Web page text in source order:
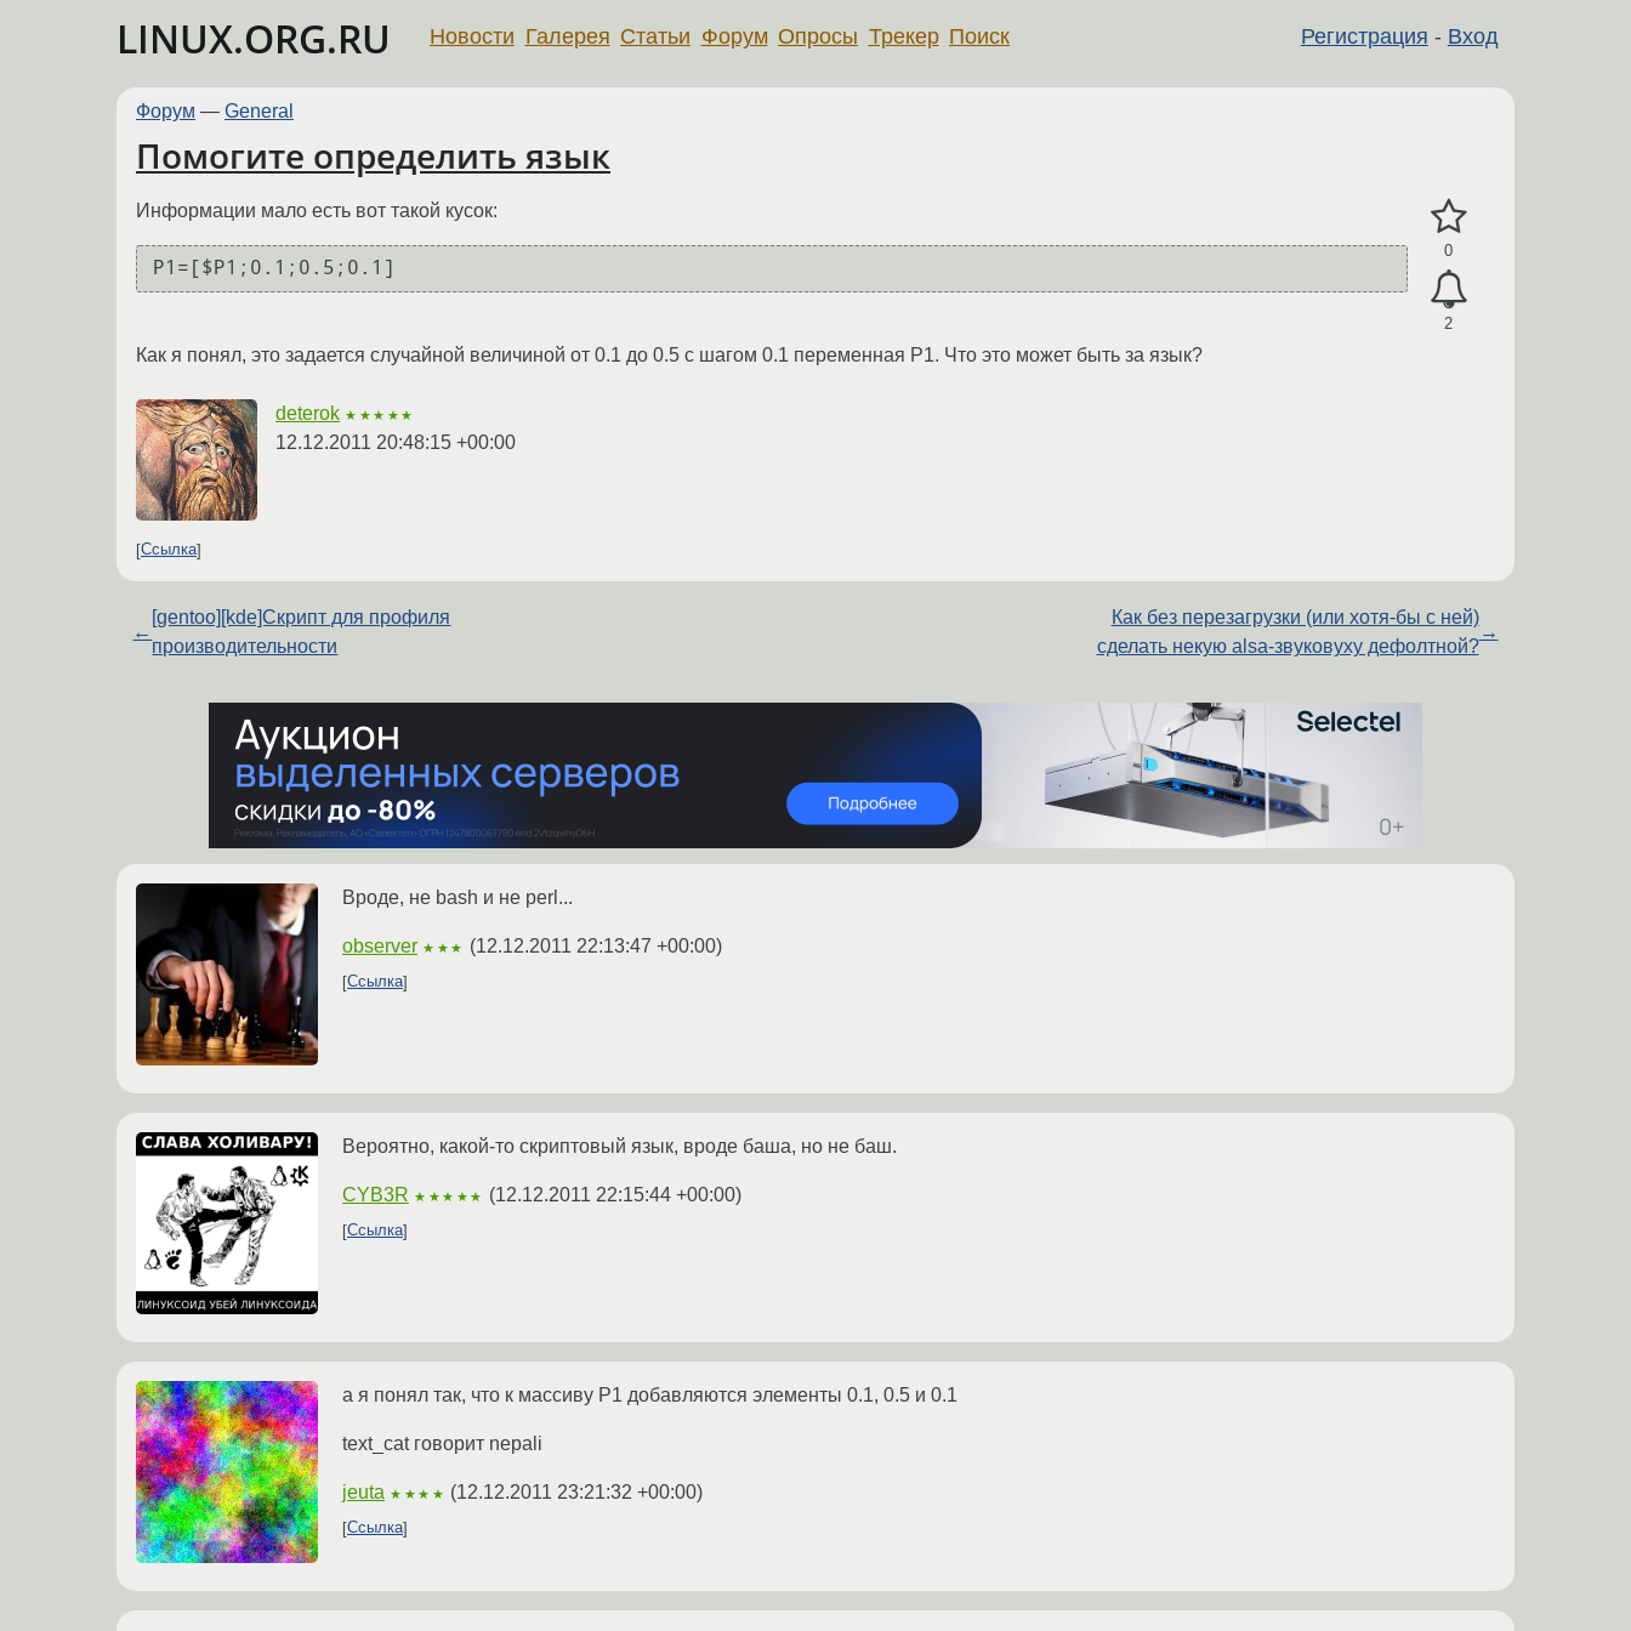
LINUX.ORG.RU Регистрация - Вход
Новости Галерея Статьи Форум Опросы Трекер Поиск
Форум — General
Помогите определить язык
0
2
Информации мало есть вот такой кусок:
P1=[$P1;0.1;0.5;0.1]
Как я понял, это задается случайной величиной от 0.1 до 0.5 с шагом 0.1 переменная P1. Что это может быть за язык?
deterok ★★★★★
12.12.2011 20:48:15 +00:00
Ссылка
←
[gentoo][kde]Скрипт для профиля
производительности
Как без перезагрузки (или хотя-бы с ней)
сделать некую alsa-звуковуху дефолтной?
→
Вроде, не bash и не perl...
observer ★★★ (12.12.2011 22:13:47 +00:00)
Ссылка
Вероятно, какой-то скриптовый язык, вроде баша, но не баш.
CYB3R ★★★★★ (12.12.2011 22:15:44 +00:00)
Ссылка
а я понял так, что к массиву P1 добавляются элементы 0.1, 0.5 и 0.1
text_cat говорит nepali
jeuta ★★★★ (12.12.2011 23:21:32 +00:00)
Ссылка